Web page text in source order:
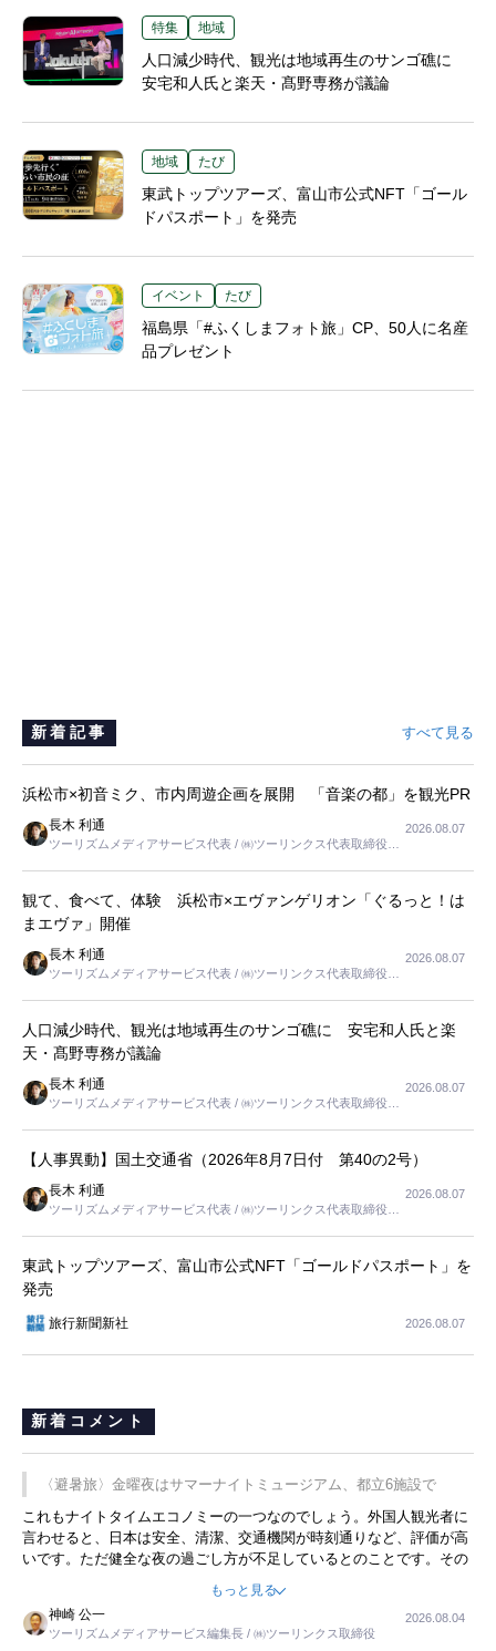
特集 地域
人口減少時代、観光は地域再生のサンゴ礁に
安宅和人氏と楽天・髙野専務が議論
地域 たび
東武トップツアーズ、富山市公式NFT「ゴール
ドパスポート」を発売
イベント たび
福島県「#ふくしまフォト旅」CP、50人に名産
品プレゼント
新着記事 すべて見る
浜松市×初音ミク、市内周遊企画を展開 「音楽の都」を観光PR
長木 利通
ツーリズムメディアサービス代表 / ㈱ツーリンクス代表取締役社
2026.08.07
観て、食べて、体験 浜松市×エヴァンゲリオン「ぐるっと！は
まエヴァ」開催
長木 利通
ツーリズムメディアサービス代表 / ㈱ツーリンクス代表取締役社
2026.08.07
人口減少時代、観光は地域再生のサンゴ礁に 安宅和人氏と楽
天・髙野専務が議論
長木 利通
ツーリズムメディアサービス代表 / ㈱ツーリンクス代表取締役社
2026.08.07
【人事異動】国土交通省（2026年8月7日付 第40の2号）
長木 利通
ツーリズムメディアサービス代表 / ㈱ツーリンクス代表取締役社
2026.08.07
東武トップツアーズ、富山市公式NFT「ゴールドパスポート」を
発売
旅行新聞新社 2026.08.07
新着コメント
〈避暑旅〉金曜夜はサマーナイトミュージアム、都立6施設で
これもナイトタイムエコノミーの一つなのでしょう。外国人観光者に
言わせると、日本は安全、清潔、交通機関が時刻通りなど、評価が高
いです。ただ健全な夜の過ごし方が不足しているとのことです。その
限らず外国人にとっても楽しみが増えるでしょうね。
もっと見る
神崎 公一
ツーリズムメディアサービス編集長 / ㈱ツーリンクス取締役
2026.08.04